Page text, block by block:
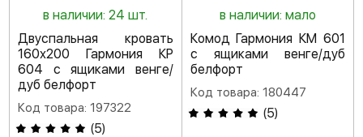
в наличии: 24 шт.
Двуспальная кровать
160х200 Гармония КР
604 с ящиками венге/
дуб белфорт
Код товара: 197322
(5)
в наличии: мало
Комод Гармония КМ 601
с ящиками венге/дуб
белфорт
Код товара: 180447
(5)